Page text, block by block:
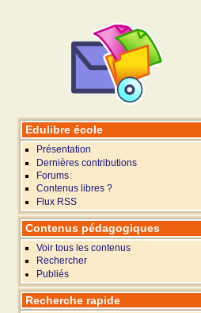
Edulibre école
Présentation
Dernières contributions
Forums
Contenus libres ?
Flux RSS
Contenus pédagogiques
Voir tous les contenus
Rechercher
Publiés
Recherche rapide